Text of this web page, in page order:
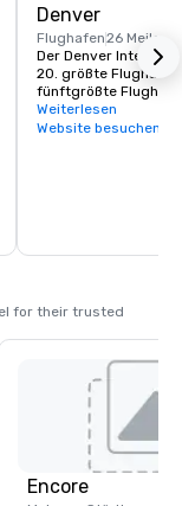
Denver
Flughafen26 Meilen
Der Denver
20. größte
fünftgrößte
Staaten. Mit 64,5
die 2018 durch den
US-Dollar für die
Weiterlesen
Website besuchen
for their trusted
Encore